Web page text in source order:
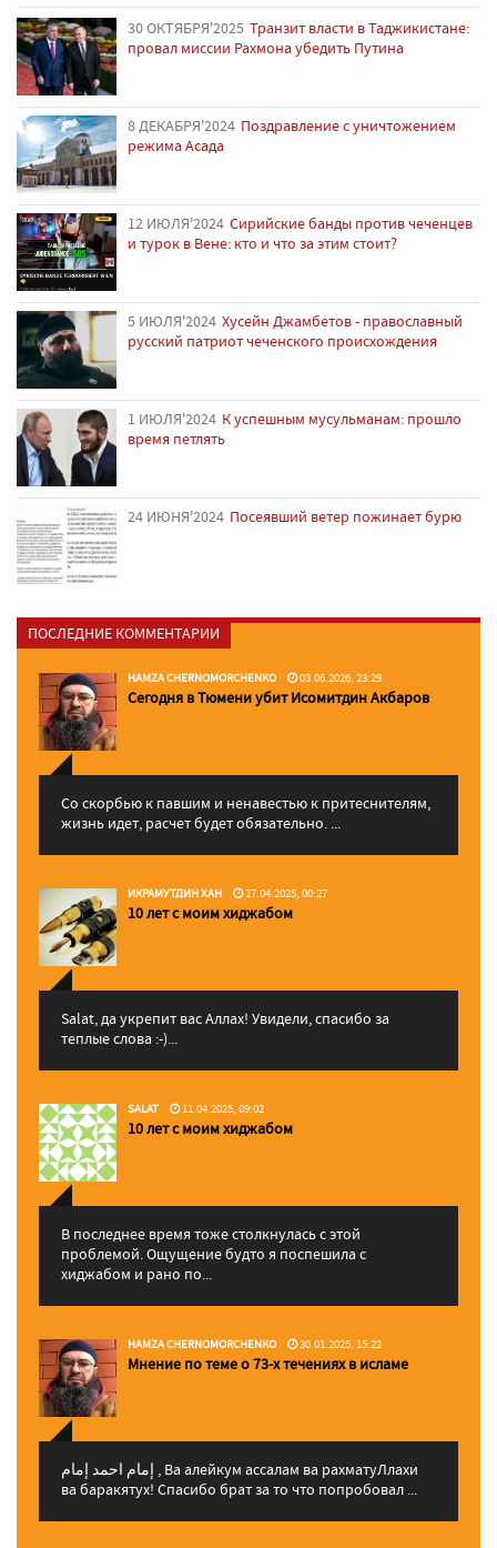
30 ОКТЯБРЯ'2025 Транзит власти в Таджикистане:
провал миссии Рахмона убедить Путина
8 ДЕКАБРЯ'2024 Поздравление с уничтожением
режима Асада
12 ИЮЛЯ'2024 Сирийские банды против чеченцев
и турок в Вене: кто и что за этим стоит?
5 ИЮЛЯ'2024 Хусейн Джамбетов - православный
русский патриот чеченского происхождения
1 ИЮЛЯ'2024 К успешным мусульманам: прошло
время петлять
24 ИЮНЯ'2024 Посеявший ветер пожинает бурю
ПОСЛЕДНИЕ КОММЕНТАРИИ
HAMZA CHERNOMORCHENKO 03.06.2026, 23:29
Сегодня в Тюмени убит Исомитдин Акбаров
Со скорбью к павшим и ненавестью к притеснителям,
жизнь идет, расчет будет обязательно. ...
ИКРАМУТДИН ХАН 17.04.2025, 00:27
10 лет с моим хиджабом
Salat, да укрепит вас Аллаx! Увидели, спасибо за
теплые слова :-)...
SALAT 11.04.2025, 09:02
10 лет с моим хиджабом
В последнее время тоже столкнулась с этой
проблемой. Ощущение будто я поспешила с
хиджабом и рано по...
HAMZA CHERNOMORCHENKO 30.01.2025, 15:22
Мнение по теме о 73-х течениях в исламе
إمام احمد إمام , Ва алейкум ассалам ва рахматуЛлахи
ва баракятух! Спасибо брат за то что попробовал ...